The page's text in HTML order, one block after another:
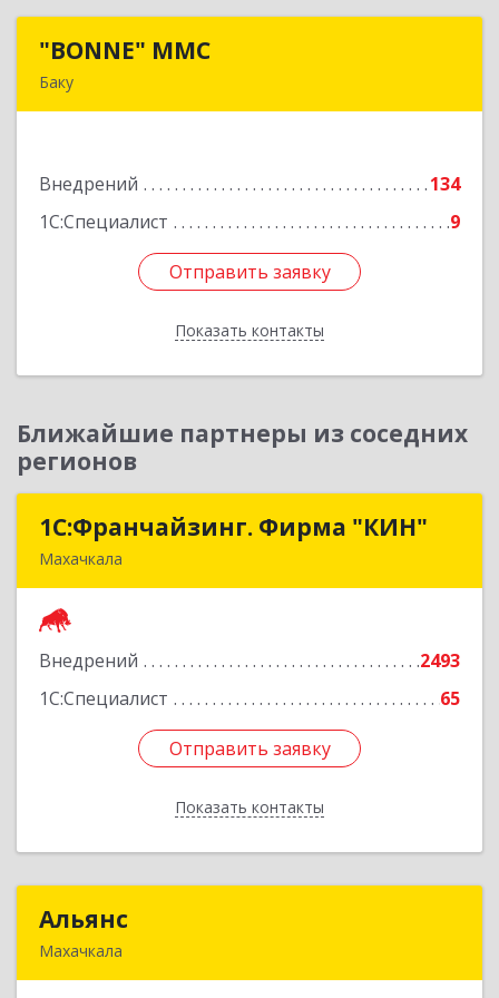
"BONNE" MMC
Баку
Внедрений
134
1С:Специалист
9
Отправить заявку
Показать контакты
Подробнее
Отправить заявку
Назад
Ближайшие партнеры из соседних
регионов
1С:Франчайзинг. Фирма "КИН"
Махачкала
Внедрений
2493
1С:Специалист
65
Отправить заявку
Показать контакты
1С:Франчайзинг. Фирма "КИН"
Подробнее
Отправить заявку
Назад
Альянс
Махачкала